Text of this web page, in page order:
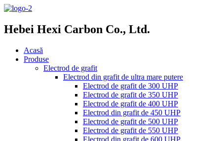
Hebei Hexi Carbon Co., Ltd.
Acasă
Produse
Electrod de grafit
Electrod din grafit de ultra mare putere
Electrod de grafit de 300 UHP
Electrod de grafit de 350 UHP
Electrod de grafit de 400 UHP
Electrod din grafit de 450 UHP
Electrod de grafit de 500 UHP
Electrod de grafit de 550 UHP
Electrod din grafit de 600 UHP